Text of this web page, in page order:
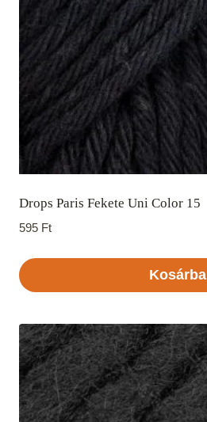
Drops Paris Fekete Uni Color 15
595 Ft
Kosárba